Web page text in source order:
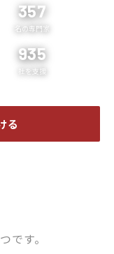
357
名の専門家
935
社を支援
る
です。